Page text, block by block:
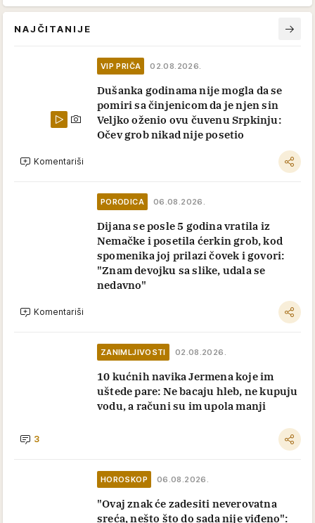
NAJČITANIJE
VIP PRIČA 02.08.2026.
Dušanka godinama nije mogla da se
pomiri sa činjenicom da je njen sin
Veljko oženio ovu čuvenu Srpkinju:
Očev grob nikad nije posetio
Komentariši
PORODICA 06.08.2026.
Dijana se posle 5 godina vratila iz
Nemačke i posetila ćerkin grob, kod
spomenika joj prilazi čovek i govori:
"Znam devojku sa slike, udala se
nedavno"
Komentariši
ZANIMLJIVOSTI 02.08.2026.
10 kućnih navika Jermena koje im
uštede pare: Ne bacaju hleb, ne kupuju
vodu, a računi su im upola manji
3
HOROSKOP 06.08.2026.
"Ovaj znak će zadesiti neverovatna
sreća, nešto što do sada nije viđeno":